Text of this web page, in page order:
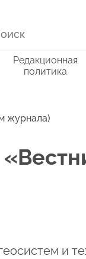
Редакционная
политика
журнала)
и